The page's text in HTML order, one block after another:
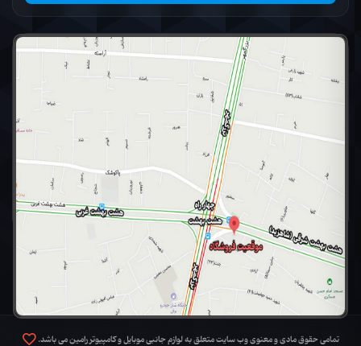
تمامی حقوق مادی و معنوی وب سایت متعلق به لوازم جانبی موبایل و کامپیوتر رامین می باشد.